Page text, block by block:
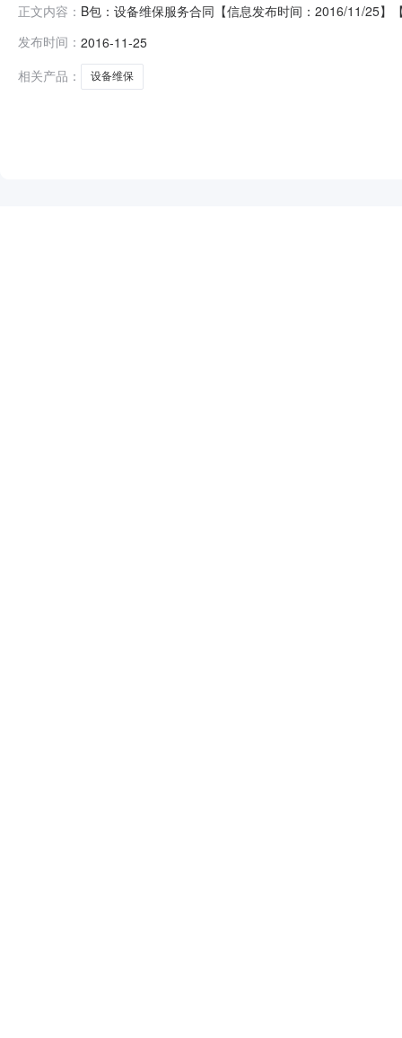
正文内容： B包：设备维保服务合同【信息发布时间：2016/11/25
万元合同名称：B包：设备维保服务合同合同源URL：合
发布时间： 2016-11-25
相关产品：
设备维保